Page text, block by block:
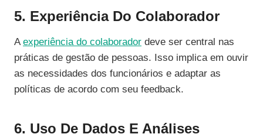
5. Experiência Do Colaborador
Aexperiência do colaborador deve ser central nas
práticas de gestão de pessoas. Isso implica em ouvir
as necessidades dos funcionários e adaptar as
políticas de acordo com seu feedback.
6. Uso De Dados E Análises